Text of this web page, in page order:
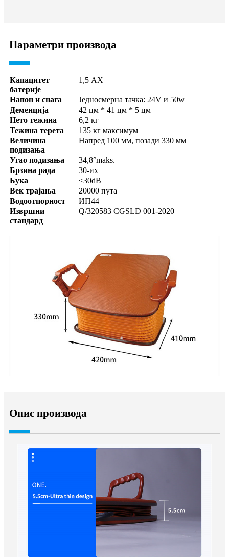
Параметри производа
Капацитет
батерије
1,5 АХ
Напон и снага
Једносмерна тачка: 24V и 50w
Деменција
42 цм * 41 цм * 5 цм
Нето тежина
6,2 кг
Тежина терета
135 кг максимум
Величина
подизања
Напред 100 мм, позади 330 мм
Угао подизања
34,8°maks.
Брзина рада
30-их
Бука
<30dB
Век трајања
20000 пута
Водоотпорност
ИП44
Извршни
стандард
Q/320583 CGSLD 001-2020
Опис производа